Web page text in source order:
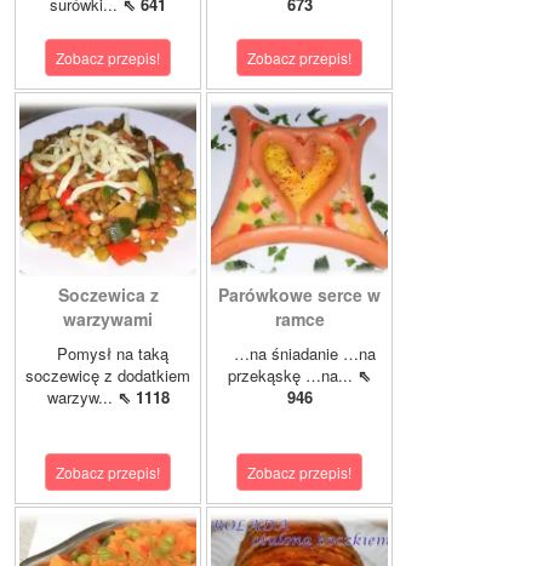
Zobacz przepis! Zobacz przepis!
Soczewica z
warzywami
Pomysł na taką
soczewicę z dodatkiem
warzyw... ⇖ 1118
Zobacz przepis!
Parówkowe serce w
ramce
…na śniadanie …na
przekąskę …na... ⇖
946
Zobacz przepis!